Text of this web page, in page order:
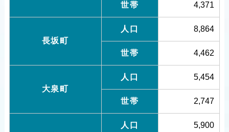
世帯 4,371
長坂町
人口 8,864
世帯 4,462
大泉町
人口 5,454
世帯 2,747
人口 5,900